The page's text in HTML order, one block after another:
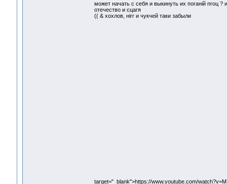
может начать с себя и выкинуть их поганiй пrоц ?
отечество и cцагя
(( & хохлов, нiгr и чукчей таки забыли
target="_blank">https://www.youtube.com/